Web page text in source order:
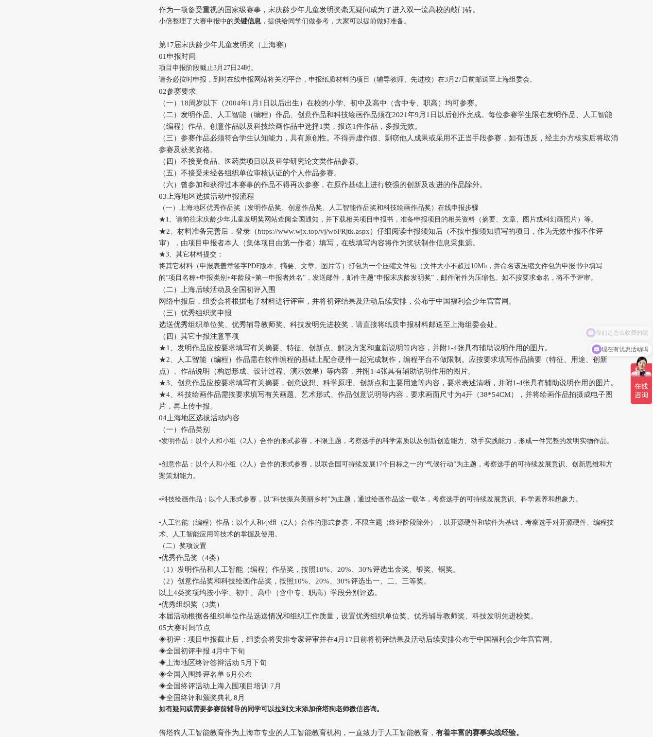
作为一项备受重视的国家级赛事，宋庆龄少年儿童发明奖毫无疑问成为了进入双一流高校的敲门砖。
小倍整理了大赛申报中的关键信息 ，提供给同学们做参考，大家可以提前做好准备。
第17届宋庆龄少年儿童发明奖（上海赛）
01申报时间
项目申报阶段截止3月27日24时。
请务必按时申报，到时在线申报网站将关闭平台，申报纸质材料的项目（辅导教师、先进校）在3月27日前邮送至上海组委会。
02参赛要求
（一）18周岁以下（2004年1月1日以后出生）在校的小学、初中及高中（含中专、职高）均可参赛。
（二）发明作品、人工智能（编程）作品、创意作品和科技绘画作品须在2021年9月1日以后创作完成。每位参赛学生限在发明作品、人工智能
（编程）作品、创意作品以及科技绘画作品中选择1类，报送1件作品，多报无效。
（三）参赛作品必须符合学生认知能力，具有原创性。不得弄虚作假、剽窃他人成果或采用不正当手段参赛，如有违反，经主办方核实后将取消
参赛及获奖资格。
（四）不接受食品、医药类项目以及科学研究论文类作品参赛。
（五）不接受未经各组织单位审核认证的个人作品参赛。
（六）曾参加和获得过本赛事的作品不得再次参赛，在原作基础上进行较强的创新及改进的作品除外。
03上海地区选拔活动申报流程
（一）上海地区优秀作品奖（发明作品奖、创意作品奖、人工智能作品奖和科技绘画作品奖）在线申报步骤
★1、请前往宋庆龄少年儿童发明奖网站查阅全国通知，并下载相关项目申报书，准备申报项目的相关资料（摘要、文章、图片或科幻画照片）等。
★2、材料准备完善后，登录（https://www.wjx.top/vj/wbFRjtk.aspx）仔细阅读申报须知后（不按申报须知填写的项目，作为无效申报不作评
审），由项目申报者本人（集体项目由第一作者）填写，在线填写内容将作为奖状制作信息采集源。
★3、其它材料提交：
将其它材料（申报表盖章签字PDF版本、摘要、文章、图片等）打包为一个压缩文件包（文件大小不超过10Mb，并命名该压缩文件包为申报书中填写
的“项目名称+申报类别+年龄段+第一申报者姓名”，发送邮件，邮件主题“申报宋庆龄发明奖”，邮件附件为压缩包。如不按要求命名，将不予评审。
（二）上海后续活动及全国初评入围
网络申报后，组委会将根据电子材料进行评审，并将初评结果及活动后续安排，公布于中国福利会少年宫官网。
（三）优秀组织奖申报
选送优秀组织单位奖、优秀辅导教师奖、科技发明先进校奖，请直接将纸质申报材料邮送至上海组委会处。
（四）其它申报注意事项
★1、发明作品应按要求填写有关摘要、特征、创新点、解决方案和查新说明等内容，并附1-4张具有辅助说明作用的图片。
★2、人工智能（编程）作品需在软件编程的基础上配合硬件一起完成制作，编程平台不做限制。应按要求填写作品摘要（特征、用途、创新
点）、作品说明（构思形成、设计过程、演示效果）等内容，并附1-4张具有辅助说明作用的图片。
★3、创意作品应按要求填写有关摘要，创意设想、科学原理、创新点和主要用途等内容，要求表述清晰，并附1-4张具有辅助说明作用的图片。
★4、科技绘画作品需按要求填写有关画题、艺术形式、作品创意说明等内容，要求画面尺寸为4开（38*54CM），并将绘画作品拍摄成电子图
片，再上传申报。
04上海地区选拔活动内容
（一）作品类别
•发明作品：以个人和小组（2人）合作的形式参赛，不限主题，考察选手的科学素质以及创新创造能力、动手实践能力，形成一件完整的发明实物作品。
•创意作品：以个人和小组（2人）合作的形式参赛，以联合国可持续发展17个目标之一的“气候行动”为主题，考察选手的可持续发展意识、创新思维和方
案策划能力。
•科技绘画作品：以个人形式参赛，以“科技振兴美丽乡村”为主题，通过绘画作品这一载体，考察选手的可持续发展意识、科学素养和想象力。
•人工智能（编程）作品：以个人和小组（2人）合作的形式参赛，不限主题（终评阶段除外），以开源硬件和软件为基础，考察选手对开源硬件、编程技
术、人工智能应用等技术的掌握及使用。
（二）奖项设置
•优秀作品奖（4类）
（1）发明作品和人工智能（编程）作品奖，按照10%、20%、30%评选出金奖、银奖、铜奖。
（2）创意作品奖和科技绘画作品奖，按照10%、20%、30%评选出一、二、三等奖。
以上4类奖项均按小学、初中、高中（含中专、职高）学段分别评选。
•优秀组织奖（3类）
本届活动根据各组织单位作品选送情况和组织工作质量，设置优秀组织单位奖、优秀辅导教师奖、科技发明先进校奖。
05大赛时间节点
◈初评：项目申报截止后，组委会将安排专家评审并在4月17日前将初评结果及活动后续安排公布于中国福利会少年宫官网。
◈全国初评申报 4月中下旬
◈上海地区终评答辩活动 5月下旬
◈全国入围终评名单 6月公布
◈全国终评活动上海入围项目培训 7月
◈全国终评和颁奖典礼 8月
如有疑问或需要参赛前辅导的同学可以拉到文末添加倍塔狗老师微信咨询。
倍塔狗人工智能教育作为上海市专业的人工智能教育机构，一直致力于人工智能教育， 有着丰富的赛事实战经验。
现在有优惠活动吗